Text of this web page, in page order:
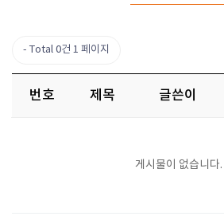
Total 0건 1 페이지
번호 제목 글쓴이
게시물이 없습니다.